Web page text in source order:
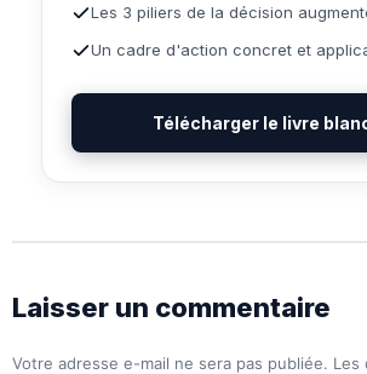
Les 3 piliers de la décision
Un cadre d'action concret et
Télécharger le livre
Laisser un commentaire
Votre adresse e-mail ne sera pas publiée. Les